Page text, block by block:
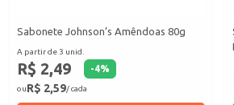
Sabonete Johnson’s Amêndoas 80g
A partir de 3 unid.
R$ 2,49 -4%
ouR$ 2,59/ cada